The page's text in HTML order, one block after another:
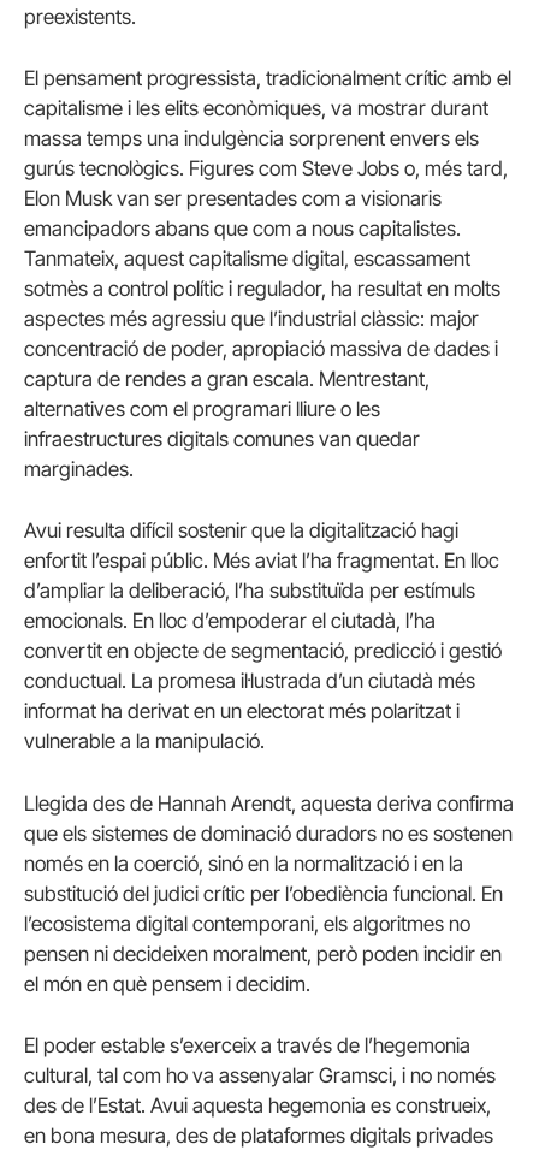
preexistents.
El pensament progressista, tradicionalment crític amb el
capitalisme i les elits econòmiques, va mostrar durant
massa temps una indulgència sorprenent envers els
gurús tecnològics. Figures com Steve Jobs o, més tard,
Elon Musk van ser presentades com a visionaris
emancipadors abans que com a nous capitalistes.
Tanmateix, aquest capitalisme digital, escassament
sotmès a control polític i regulador, ha resultat en molts
aspectes més agressiu que l’industrial clàssic: major
concentració de poder, apropiació massiva de dades i
captura de rendes a gran escala. Mentrestant,
alternatives com el programari lliure o les
infraestructures digitals comunes van quedar
marginades.
Avui resulta difícil sostenir que la digitalització hagi
enfortit l’espai públic. Més aviat l’ha fragmentat. En lloc
d’ampliar la deliberació, l’ha substituïda per estímuls
emocionals. En lloc d’empoderar el ciutadà, l’ha
convertit en objecte de segmentació, predicció i gestió
conductual. La promesa il·lustrada d’un ciutadà més
informat ha derivat en un electorat més polaritzat i
vulnerable a la manipulació.
Llegida des de Hannah Arendt, aquesta deriva confirma
que els sistemes de dominació duradors no es sostenen
només en la coerció, sinó en la normalització i en la
substitució del judici crític per l’obediència funcional. En
l’ecosistema digital contemporani, els algoritmes no
pensen ni decideixen moralment, però poden incidir en
el món en què pensem i decidim.
El poder estable s’exerceix a través de l’hegemonia
cultural, tal com ho va assenyalar Gramsci, i no només
des de l’Estat. Avui aquesta hegemonia es construeix,
en bona mesura, des de plataformes digitals privades